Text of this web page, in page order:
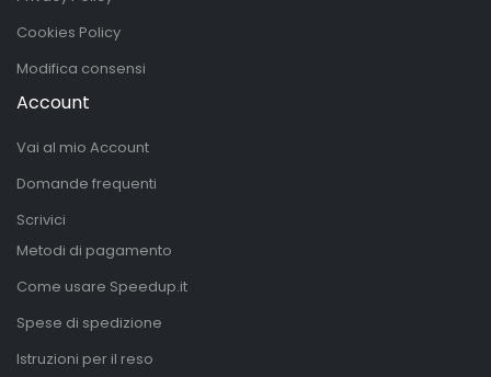
Cookies Policy
Modifica consensi
Account
Vai al mio Account
Domande frequenti
Scrivici
Metodi di pagamento
Come usare Speedup.it
Spese di spedizione
Istruzioni per il reso